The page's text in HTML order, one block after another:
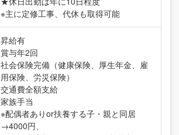
※主に定修工事、代休も取得可能
昇給有
賞与年2回
社会保険完備（健康保険、厚生年金、雇
用保険、労災保険）
交通費全額支給
家族手当
※配偶者ありor扶養する子・親と同居
→4000円、